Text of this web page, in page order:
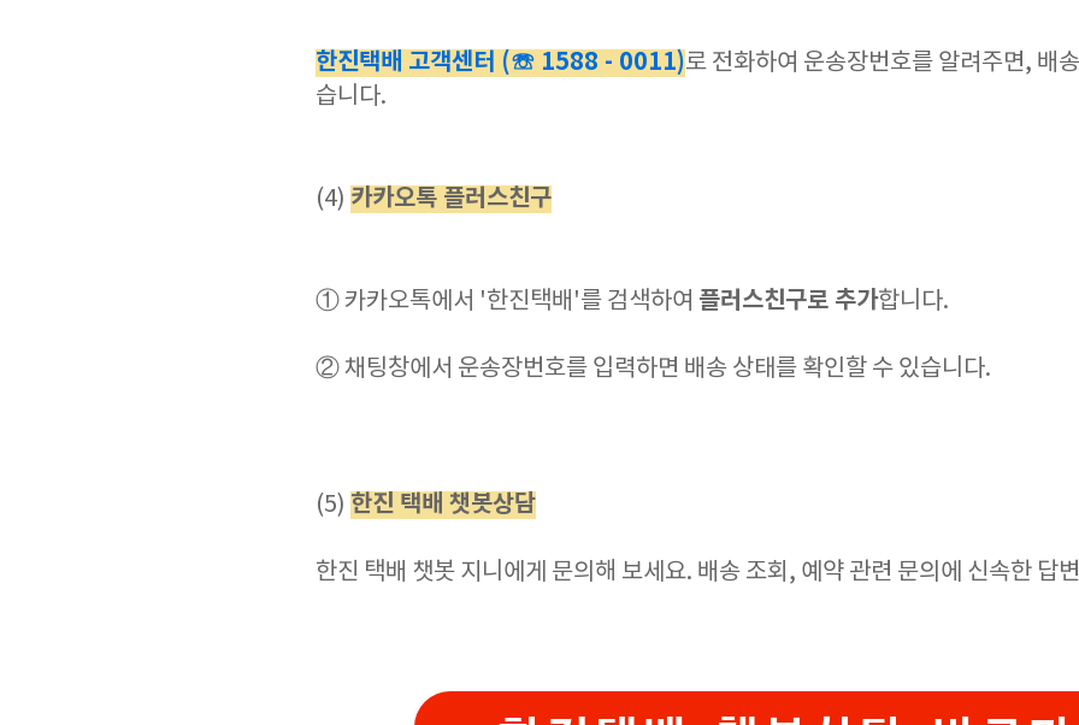
한진택배 고객센터 (☏ 1588 - 0011)로 전화하여 운송장번호를 알려주면, 배
습니다.
(4) 카카오톡 플러스친구
① 카카오톡에서 '한진택배'를 검색하여 플러스친구로 추가합니다.
② 채팅창에서 운송장번호를 입력하면 배송 상태를 확인할 수 있습니다.
(5) 한진 택배 챗봇상담
한진 택배 챗봇 지니에게 문의해 보세요. 배송 조회, 예약 관련 문의에 신속한 답